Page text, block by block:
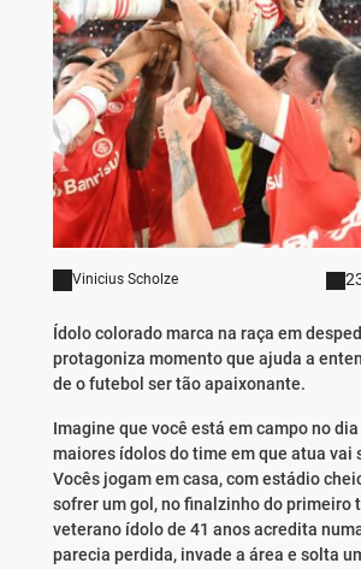
Vinicius Scholze
Ídolo colorado marca na raça em
protagoniza momento que ajuda a
de o futebol ser tão apaixonante.
Imagine que você está em campo no
maiores ídolos do time em que atua vai
Vocês jogam em casa, com estádio
sofrer um gol, no finalzinho do primeiro
veterano ídolo de 41 anos acredita
parecia perdida, invade a área e solta